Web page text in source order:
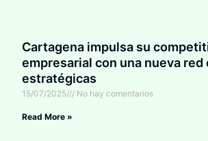
Cartagena impulsa su
empresarial con una nueva red
estratégicas
15/07/2025 No hay comentarios
Read More »